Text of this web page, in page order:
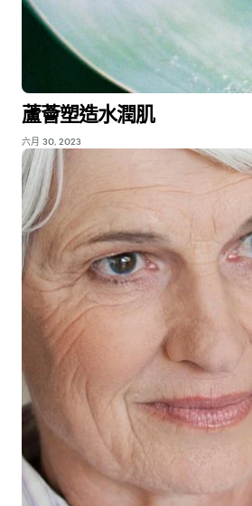
蘆薈塑造水潤肌
六月 30, 2023